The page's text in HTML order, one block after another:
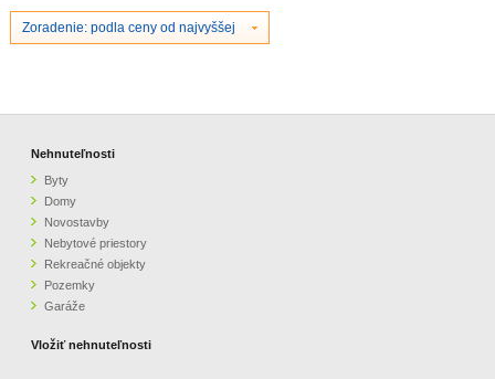
NEBYTOVÉ PRIESTORY
GARÁŽE
REGISTRÁCIA
ČLÁNKY O REALITÁCH
O NÁS
CENNÍK REALITNEJ INZERCIE
ZVÝRAZNENIE REALITNÝCH INZERÁTOV
Zoradenie: podla ceny od najvyššej
Nehnuteľnosti
Byty
Domy
Novostavby
Nebytové priestory
Rekreačné objekty
Pozemky
Garáže
Vložiť nehnuteľnosti